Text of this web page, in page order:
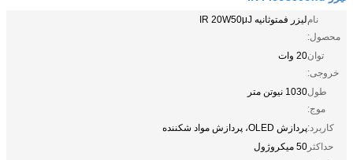
نام
محصول:
لیزر فمتوثانیه IR 20W50μJ
توان
خروجی:
20 وات
طول
موج:
1030 نیوتن متر
کاربرد:پردازش OLED، پردازش مواد شکننده
حداکثر 50 میکروژول